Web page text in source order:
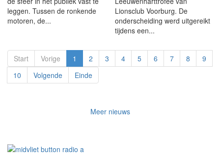
leggen. Tussen de ronkende
motoren, de...
Lionsclub Voorburg. De
onderscheiding werd uitgereikt
tijdens een...
Start Vorige 1 2 3 4 5 6 7 8
9
10
Volgende Einde
Meer nieuws